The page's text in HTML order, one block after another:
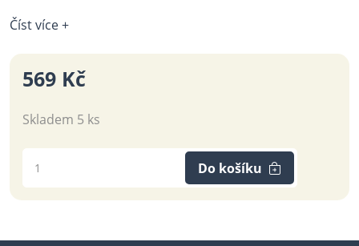
Číst více +
569 Kč
Skladem 5 ks
Do košíku